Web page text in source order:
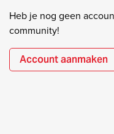
Heb je nog geen
community!
Account aanmaken